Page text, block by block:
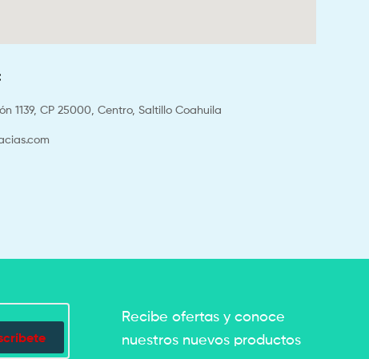
1139, CP 25000, Centro, Saltillo Coahuila
Recibe ofertas y conoce
nuestros nuevos productos